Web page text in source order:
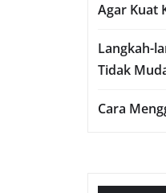
Agar Kuat
Langkah-
Tidak
Cara